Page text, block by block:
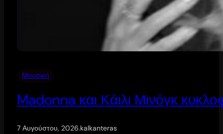
Μουσική
Madonna και Κάιλι Μινόγκ
7 Αυγούστου, 2026.kalkanteras